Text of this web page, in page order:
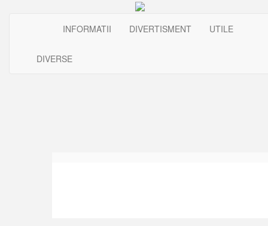
INFORMATII DIVERTISMENT UTILE
DIVERSE